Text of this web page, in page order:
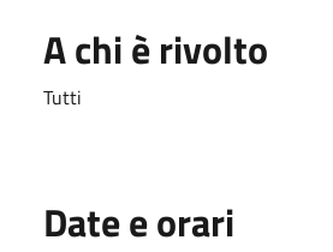
A chi è rivolto
Tutti
Date e orari